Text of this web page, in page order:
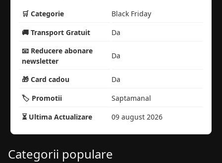
🛒 Categorie
Black Friday
🚚 Transport Gratuit
Da
📧 Reducere abonare
newsletter
Da
🎁 Card cadou
Da
🏷️ Promotii
Saptamanal
⏳ Ultima Actualizare
09 august 2026
Categorii populare